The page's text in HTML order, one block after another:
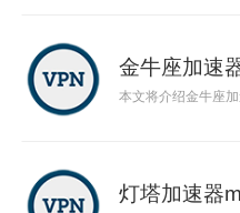
金牛座加速
本文将介绍金牛座
灯塔加速器